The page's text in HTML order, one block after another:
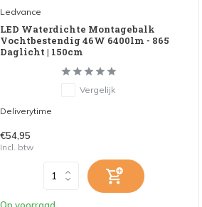
Ledvance
LED Waterdichte Montagebalk
Vochtbestendig 46W 6400lm - 865
Daglicht | 150cm
Vergelijk
Deliverytime
€54,95
Incl. btw
Op voorraad